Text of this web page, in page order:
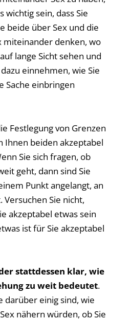
wichtig sein, dass Sie
beide über Sex und die
miteinander denken, wo
lange Sicht sehen und
einnehmen, wie Sie
Sache einbringen
Festlegung von Grenzen
Ihnen beiden akzeptabel
Sie sich fragen, ob
geht, dann sind Sie
Punkt angelangt, an
Versuchen Sie nicht,
akzeptabel etwas sein
ist für Sie akzeptabel
stattdessen klar, wie
zu weit bedeutet.
darüber einig sind, wie
nähern würden, ob Sie